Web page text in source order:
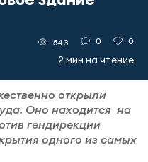
543 0 0
2 мин на чтение
открыли
Оно находится на
гендирекции
одного из самых